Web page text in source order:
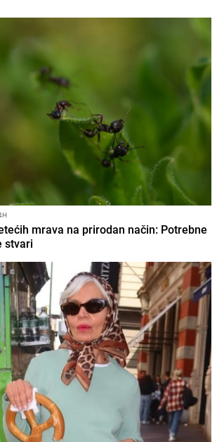
mrava na prirodan način: Potrebne
stvari